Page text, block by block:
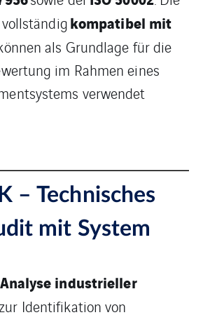
kompatibel mit
als Grundlage für die
im Rahmen eines
verwendet
– Technisches
mit System
industrieller
Identifikation von